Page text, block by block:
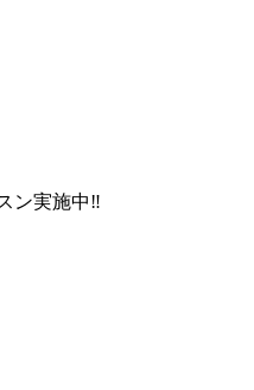
ン実施中‼️